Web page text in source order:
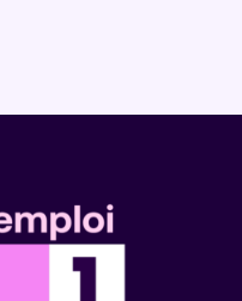
mieux les zones 30